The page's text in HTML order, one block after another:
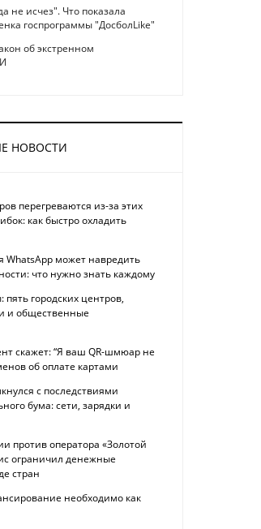
не исчез". Что показала
госпрограммы "ДосболLike"
об экстренном
НОВОСТИ
перегреваются из-за этих
как быстро охладить
WhatsApp может навредить
что нужно знать каждому
городских центров,
и общественные
скажет: “Я ваш QR-шмюар не
об оплате картами
с последствиями
бума: сети, зарядки и
против оператора «Золотой
ограничил денежные
стран
необходимо как